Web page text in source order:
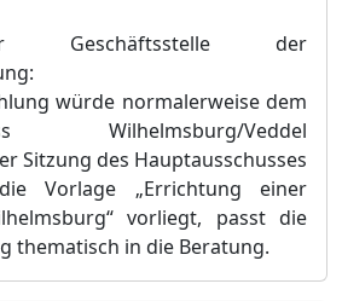
Geschäftsstelle der
würde normalerweise dem
Wilhelmsburg/Veddel
Sitzung des Hauptausschusses
Vorlage „Errichtung einer
“ vorliegt, passt die
thematisch in die Beratung.